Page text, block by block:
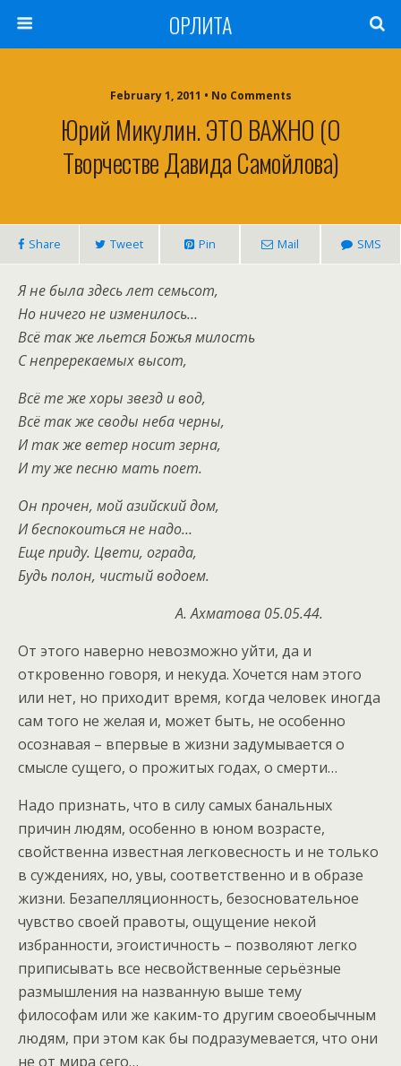
ОРЛИТА
February 1, 2011 • No Comments
Юрий Микулин. ЭТО ВАЖНО (о
Творчестве Давида Самойлова)
Share Tweet Pin Mail SMS
Я не была здесь лет семьсот,
Но ничего не изменилось…
Всё так же льется Божья милость
С непререкаемых высот,
Всё те же хоры звезд и вод,
Всё так же своды неба черны,
И так же ветер носит зерна,
И ту же песню мать поет.
Он прочен, мой азийский дом,
И беспокоиться не надо…
Еще приду. Цвети, ограда,
Будь полон, чистый водоем.
А. Ахматова 05.05.44.
От этого наверно невозможно уйти, да и
откровенно говоря, и некуда. Хочется нам этого
или нет, но приходит время, когда человек иногда
сам того не желая и, может быть, не особенно
осознавая – впервые в жизни задумывается о
смысле сущего, о прожитых годах, о смерти…
Надо признать, что в силу самых банальных
причин людям, особенно в юном возрасте,
свойственна известная легковесность и не только
в суждениях, но, увы, соответственно и в образе
жизни. Безапелляционность, безосновательное
чувство своей правоты, ощущение некой
избранности, эгоистичность – позволяют легко
приписывать все несвойственные серьёзные
размышления на названную выше тему
философам или же каким-то другим своеобычным
людям, при этом как бы подразумевается, что они
не от мира сего…